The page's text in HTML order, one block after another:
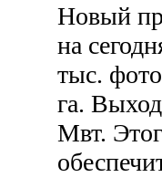
Новый
на
тыс.
га.
Мвт.